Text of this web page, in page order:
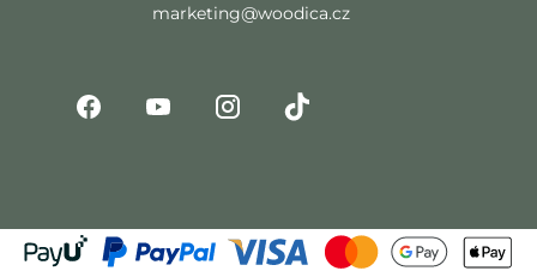
marketing@woodica.cz